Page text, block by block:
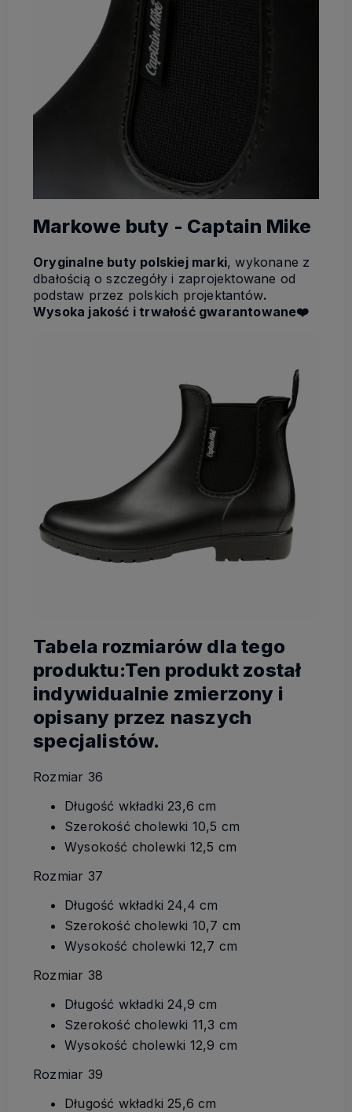
Markowe buty - Captain Mike
Oryginalne buty polskiej marki, wykonane z
dbałością o szczegóły i zaprojektowane od
podstaw przez polskich projektantów.
Wysoka jakość i trwałość gwarantowane❤️
Tabela rozmiarów dla tego
produktu:Ten produkt został
indywidualnie zmierzony i
opisany przez naszych
specjalistów.
Rozmiar 36
Długość wkładki 23,6 cm
Szerokość cholewki 10,5 cm
Wysokość cholewki 12,5 cm
Rozmiar 37
Długość wkładki 24,4 cm
Szerokość cholewki 10,7 cm
Wysokość cholewki 12,7 cm
Rozmiar 38
Długość wkładki 24,9 cm
Szerokość cholewki 11,3 cm
Wysokość cholewki 12,9 cm
Rozmiar 39
Długość wkładki 25,6 cm